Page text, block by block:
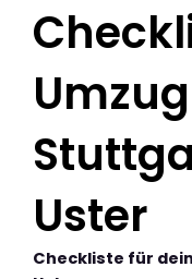
Uster
Checkliste für